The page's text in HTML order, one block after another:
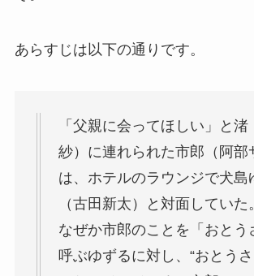
あらすじは以下の通りです。
「父親に会ってほしい」と渚
紗）に連れられた市郎（阿部
は、ホテルのラウンジで犬島
（古田新太）と対面していた。
なぜか市郎のことを「おとう
呼ぶゆずるに対し、“おとう